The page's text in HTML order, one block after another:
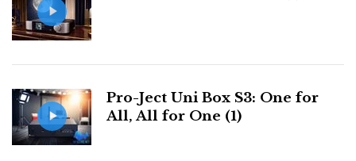
Pro-Ject Uni Box S3: One for
All, All for One (1)